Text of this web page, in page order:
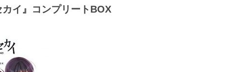
イ』コンプリートBOX